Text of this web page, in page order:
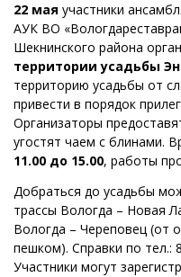
22 мая участники
АУК ВО
Шекнинского района
территории усадьбы
территорию усадьбы от
привести в порядок
Организаторы
угостят чаем с блинами.
11.00 до 15.00, работы
Добраться до усадьбы
трассы Вологда – Новая
Вологда – Череповец (от
пешком). Справки по тел.:
Участники могут